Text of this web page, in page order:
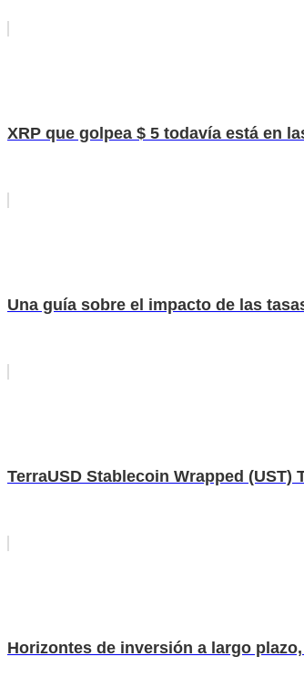
XRP que golpea $ 5 todavía está en
Una guía sobre el impacto de las
TerraUSD Stablecoin Wrapped (UST)
Horizontes de inversión a largo